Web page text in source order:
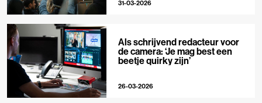
31-03-2026
Als schrijvend redacteur voor
de camera: ‘Je mag best een
beetje quirky zijn’
26-03-2026